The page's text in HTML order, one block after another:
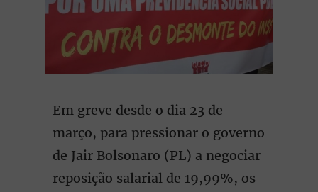
Em greve desde o dia 23 de
março, para pressionar o governo
de Jair Bolsonaro (PL) a negociar
reposição salarial de 19,99%, os